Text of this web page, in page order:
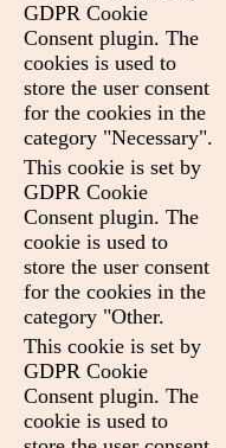
GDPR Cookie
Consent plugin. The
cookies is used to
store the user consent
for the cookies in the
category "Necessary".
This cookie is set by
GDPR Cookie
Consent plugin. The
cookie is used to
store the user consent
for the cookies in the
category "Other.
This cookie is set by
GDPR Cookie
Consent plugin. The
cookie is used to